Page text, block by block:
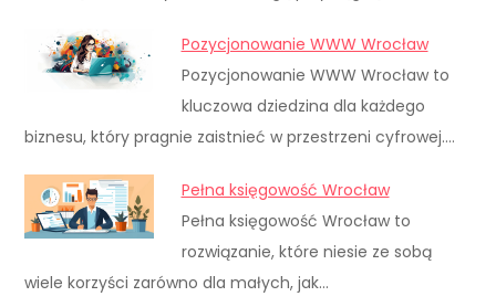
Pozycjonowanie WWW Wrocław
Pozycjonowanie WWW Wrocław to
kluczowa dziedzina dla każdego
biznesu, który pragnie zaistnieć w przestrzeni cyfrowej.…
Pełna księgowość Wrocław
Pełna księgowość Wrocław to
rozwiązanie, które niesie ze sobą
wiele korzyści zarówno dla małych, jak…